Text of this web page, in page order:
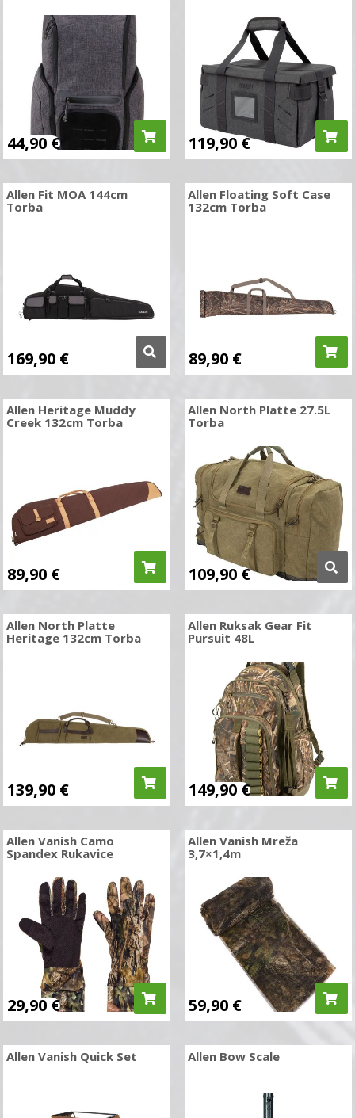
44,90 € 119,90 €
Allen Fit MOA 144cm
Torba
169,90 €
Allen Floating Soft Case
132cm Torba
89,90 €
Allen Heritage Muddy
Creek 132cm Torba
89,90 €
Allen North Platte 27.5L
Torba
109,90 €
Allen North Platte
Heritage 132cm Torba
139,90 €
Allen Ruksak Gear Fit
Pursuit 48L
149,90 €
Allen Vanish Camo
Spandex Rukavice
29,90 €
Allen Vanish Mreža
3,7×1,4m
59,90 €
Allen Vanish Quick Set Allen Bow Scale